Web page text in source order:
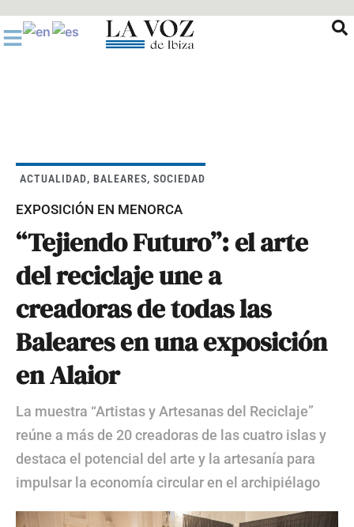
al
contenido
ACTUALIDAD, BALEARES, SOCIEDAD
EXPOSICIÓN EN MENORCA
“Tejiendo Futuro”: el arte
del reciclaje une a
creadoras de todas las
Baleares en una exposición
en Alaior
La muestra “Artistas y Artesanas del Reciclaje”
reúne a más de 20 creadoras de las cuatro islas y
destaca el potencial del arte y la artesanía para
impulsar la economía circular en el archipiélago